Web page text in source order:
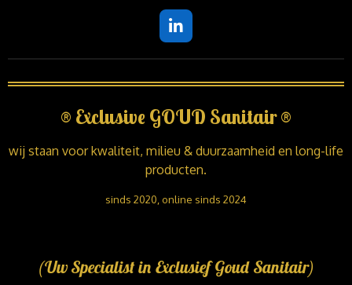
L
i
n
e
d
I
® Exclusive GOUD Sanitair®
wij staan voor kwaliteit, milieu & duurzaamheid en long-life
producten.
sinds 2020, online sinds 2024
(Uw Specialist in Exclusief Goud Sanitair)